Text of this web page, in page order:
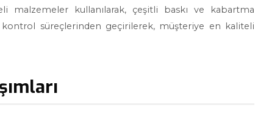
malzemeler kullanılarak, çeşitli baskı ve kabartma
süreçlerinden geçirilerek, müşteriye en kaliteli